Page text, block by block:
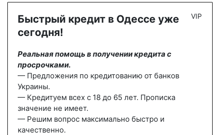
Быстрый кредит в Одессе уже
сегодня!
Реальная помощь в получении кредита с
просрочками.
— Предложения по кредитованию от банков
Украины.
— Кредитуем всех с 18 до 65 лет. Прописка
значение не имеет.
— Решим вопрос максимально быстро и
качественно.
VIP